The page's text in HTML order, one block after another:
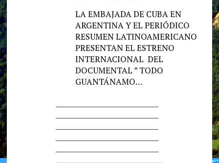
LA EMBAJADA DE CUBA EN
ARGENTINA Y EL PERIÓDICO
RESUMEN LATINOAMERICANO
PRESENTAN EL ESTRENO
INTERNACIONAL DEL
DOCUMENTAL ” TODO
GUANTÁNAMO…